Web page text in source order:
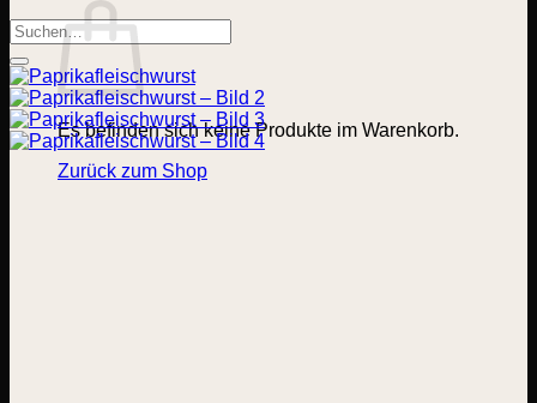
Es befinden sich keine Produkte im Warenkorb.
Zurück zum Shop
Suchen
nach: